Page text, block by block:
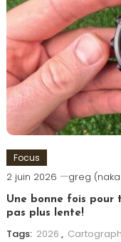
Focus
2 juin 2026 greg
Une bonne fois pour
pas plus lente!
Tags: 2026 ,